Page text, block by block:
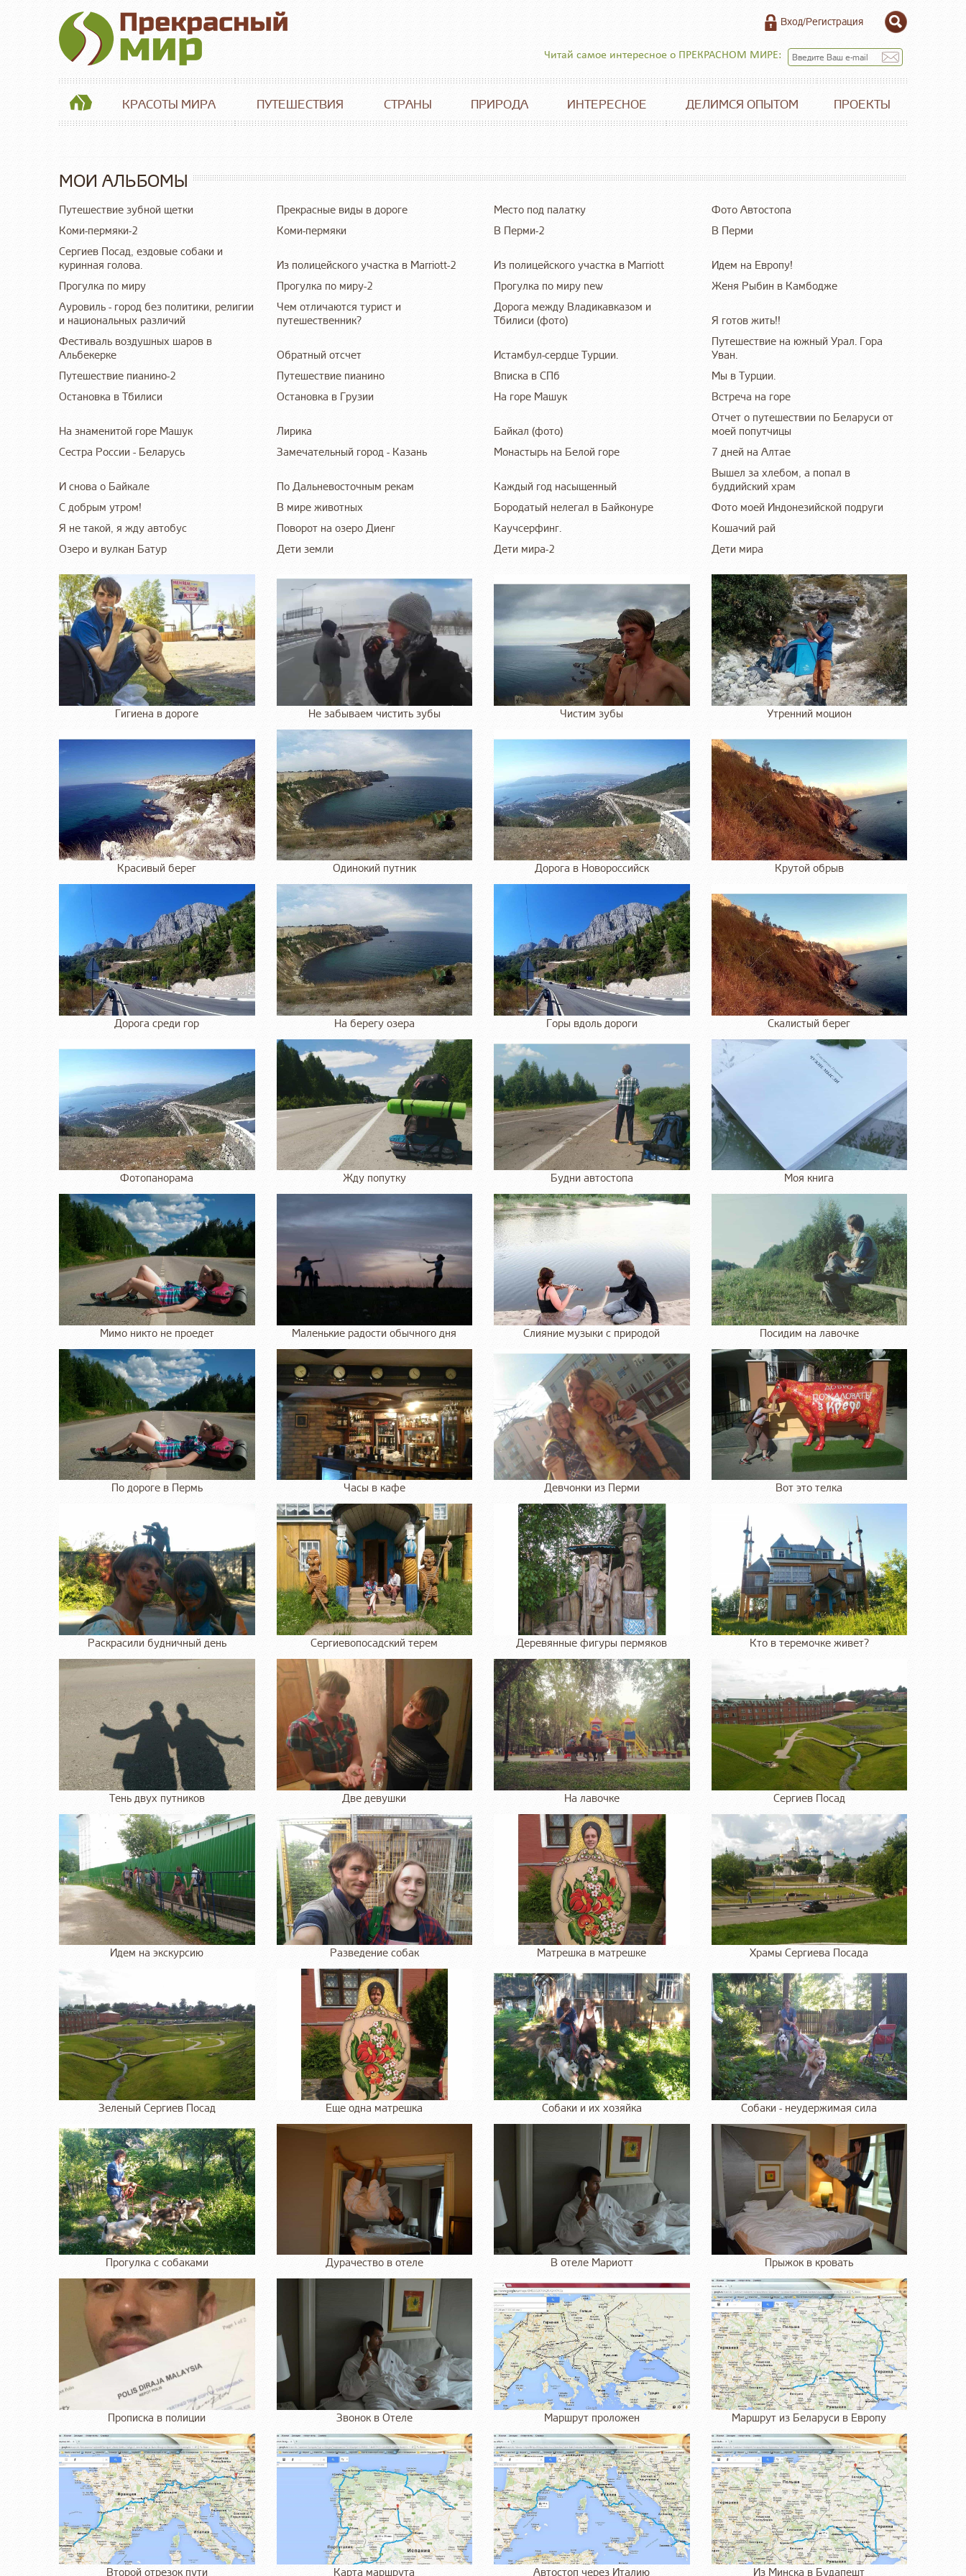
Вход/Регистрация
Читай самое интересное о ПРЕКРАСНОМ МИРЕ:
КРАСОТЫ МИРА ПУТЕШЕСТВИЯ СТРАНЫ ПРИРОДА ИНТЕРЕСНОЕ ДЕЛИМСЯ ОПЫТОМ ПРОЕКТЫ
МОИ АЛЬБОМЫ
Путешествие зубной щетки Прекрасные виды в дороге Место под палатку
Фото Автостопа
Коми-пермяки-2
Коми-пермяки В Перми-2
В Перми
Сергиев Посад, ездовые собаки и
куринная голова.
Из полицейского участка в Marriott-2 Из полицейского участка в Marriott
Идем на Европу!
Прогулка по миру
Прогулка по миру-2 Прогулка по миру new
Женя Рыбин в Камбодже
Ауровиль - город без политики, религии
и национальных различий
Чем отличаются турист и
путешественник?
Дорога между Владикавказом и
Тбилиси (фото)
Я готов жить!!
Фестиваль воздушных шаров в
Альбекерке
Обратный отсчет Истамбул-сердце Турции.
Путешествие на южный Урал. Гора
Уван.
Путешествие пианино-2
Путешествие пианино Вписка в СПб
Мы в Турции.
Остановка в Тбилиси
Остановка в Грузии На горе Машук Встреча на горе
На знаменитой горе Машук Лирика Байкал (фото)
Отчет о путешествии по Беларуси от
моей попутчицы
Сестра России - Беларусь
Замечательный город - Казань Монастырь на Белой горе 7 дней на Алтае
И снова о Байкале По Дальневосточным рекам Каждый год насыщенный
Вышел за хлебом, а попал в
буддийский храм
С добрым утром!
В мире животных Бородатый нелегал в Байконуре
Фото моей Индонезийской подруги
Я не такой, я жду автобус
Поворот на озеро Диенг Каучсерфинг.
Кошачий рай
Озеро и вулкан Батур
Дети земли Дети мира-2 Дети мира
Гигиена в дороге Не забываем чистить зубы Чистим зубы Утренний моцион
Красивый берег Одинокий путник Дорога в Новороссийск Крутой обрыв
Дорога среди гор На берегу озера Горы вдоль дороги Скалистый берег
Фотопанорама Жду попутку Будни автостопа Моя книга
Мимо никто не проедет Маленькие радости обычного дня Слияние музыки с природой Посидим на лавочке
По дороге в Пермь Часы в кафе Девчонки из Перми Вот это телка
Раскрасили будничный день Сергиевопосадский терем Деревянные фигуры пермяков Кто в теремочке живет?
Тень двух путников Две девушки На лавочке Сергиев Посад
Идем на экскурсию Разведение собак Матрешка в матрешке Храмы Сергиева Посада
Зеленый Сергиев Посад Еще одна матрешка Собаки и их хозяйка Собаки - неудержимая сила
Прогулка с собаками Дурачество в отеле В отеле Мариотт Прыжок в кровать
Прописка в полиции Звонок в Отеле Маршрут проложен Маршрут из Беларуси в Европу
Второй отрезок пути Карта маршрута Автостоп через Италию Из Минска в Будапешт